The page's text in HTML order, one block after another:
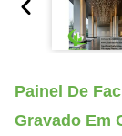
Painel De
Gravado Em